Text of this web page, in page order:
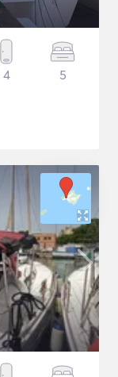
4 5